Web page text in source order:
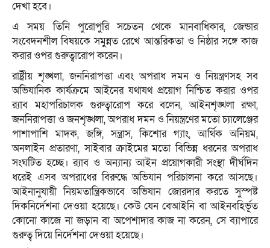
দেখা হবে।
এ সময় তিনি পুরোপুরি সচেতন থেকে মানবাধিকার, জেন্ডার
সংবেদনশীল বিষয়কে সমুন্নত রেখে আন্তরিকতা ও নিষ্ঠার সঙ্গে কাজ
করার ওপর গুরুত্বারোপ করেন।
রাষ্ট্রীয় শৃঙ্খলা, জননিরাপত্তা এবং অপরাধ দমন ও নিয়ন্ত্রণসহ সব
অভিযানিক কার্যক্রমে আইনের যথাযথ প্রয়োগ নিশ্চিত করার ওপর
র‌্যাব মহাপরিচালক গুরুত্বারোপ করে বলেন, আইনশৃঙ্খলা রক্ষা,
জননিরাপত্তা ও জনশৃঙ্খলা, অপরাধ দমন ও নিয়ন্ত্রণের মতো চ্যালেঞ্জের
পাশাপাশি মাদক, জঙ্গি, সন্ত্রাস, কিশোর গ্যাং, আর্থিক অনিয়ম,
অনলাইন প্রতারণা, সাইবার ক্রাইমের মতো বিভিন্ন ধরনের অপরাধ
সংঘটিত হচ্ছে। র‌্যাব ও অন্যান্য আইন প্রয়োগকারী সংস্থা দীর্ঘদিন
ধরেই এসব অপরাধের বিরুদ্ধে অভিযান পরিচালনা করে আসছে।
আইনানুযায়ী নিয়মতান্ত্রিকভাবে অভিযান জোরদার করতে সুস্পষ্ট
দিকনির্দেশনা দেওয়া হয়েছে। কেউ যেন বেআইনি বা আইনবহির্ভূত
কোনো কাজে না জড়ান বা অপেশাদার কাজ না করেন, সে ব্যাপারে
গুরুত্ব দিয়ে নির্দেশনা দেওয়া হয়েছে।